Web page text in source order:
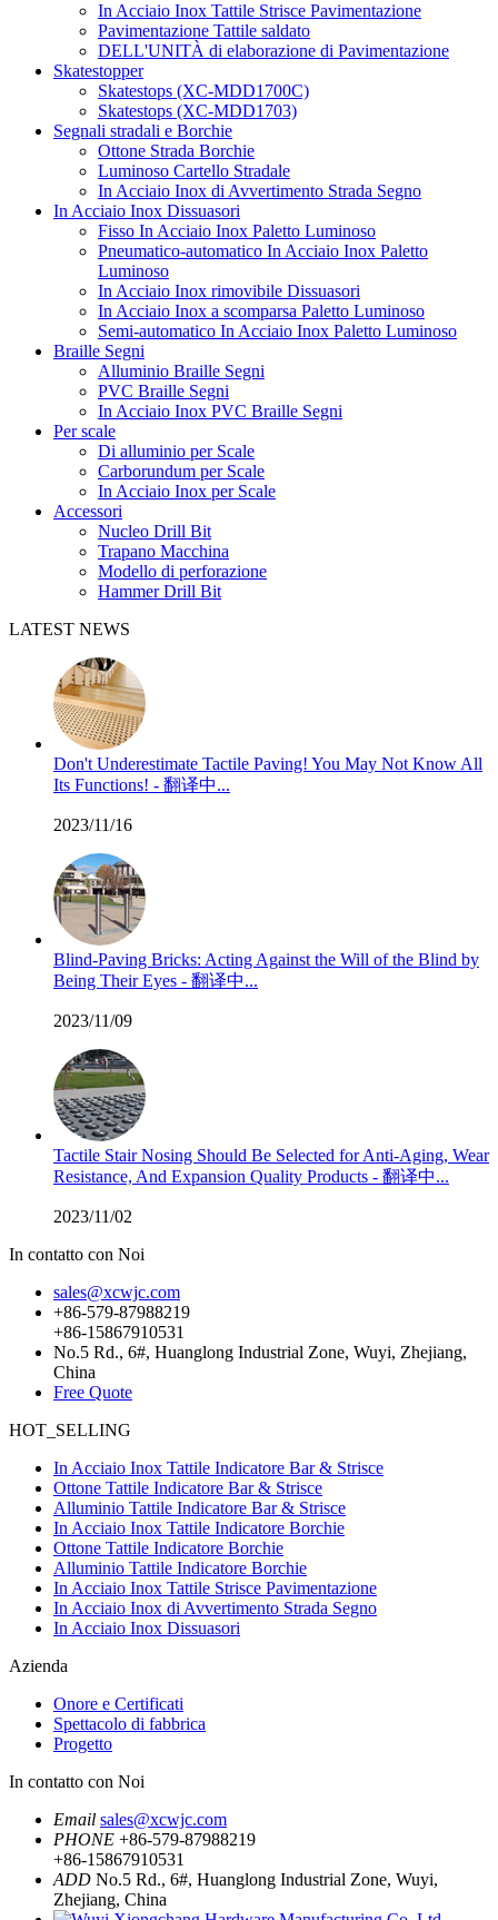
In Acciaio Inox Tattile Strisce Pavimentazione
Pavimentazione Tattile saldato
DELL'UNITÀ di elaborazione di Pavimentazione
Skatestopper
Skatestops (XC-MDD1700C)
Skatestops (XC-MDD1703)
Segnali stradali e Borchie
Ottone Strada Borchie
Luminoso Cartello Stradale
In Acciaio Inox di Avvertimento Strada Segno
In Acciaio Inox Dissuasori
Fisso In Acciaio Inox Paletto Luminoso
Pneumatico-automatico In Acciaio Inox Paletto
Luminoso
In Acciaio Inox rimovibile Dissuasori
In Acciaio Inox a scomparsa Paletto Luminoso
Semi-automatico In Acciaio Inox Paletto Luminoso
Braille Segni
Alluminio Braille Segni
PVC Braille Segni
In Acciaio Inox PVC Braille Segni
Per scale
Di alluminio per Scale
Carborundum per Scale
In Acciaio Inox per Scale
Accessori
Nucleo Drill Bit
Trapano Macchina
Modello di perforazione
Hammer Drill Bit
LATEST NEWS
Don't Underestimate Tactile Paving! You May Not Know All
Its Functions! - 翻译中...
2023/11/16
Blind-Paving Bricks: Acting Against the Will of the Blind by
Being Their Eyes - 翻译中...
2023/11/09
Tactile Stair Nosing Should Be Selected for Anti-Aging, Wear
Resistance, And Expansion Quality Products - 翻译中...
2023/11/02
In contatto con Noi
sales@xcwjc.com
+86-579-87988219
+86-15867910531
No.5 Rd., 6#, Huanglong Industrial Zone, Wuyi, Zhejiang,
China
Free Quote
HOT_SELLING
In Acciaio Inox Tattile Indicatore Bar & Strisce
Ottone Tattile Indicatore Bar & Strisce
Alluminio Tattile Indicatore Bar & Strisce
In Acciaio Inox Tattile Indicatore Borchie
Ottone Tattile Indicatore Borchie
Alluminio Tattile Indicatore Borchie
In Acciaio Inox Tattile Strisce Pavimentazione
In Acciaio Inox di Avvertimento Strada Segno
In Acciaio Inox Dissuasori
Azienda
Onore e Certificati
Spettacolo di fabbrica
Progetto
In contatto con Noi
Email sales@xcwjc.com
PHONE +86-579-87988219
+86-15867910531
ADD No.5 Rd., 6#, Huanglong Industrial Zone, Wuyi,
Zhejiang, China